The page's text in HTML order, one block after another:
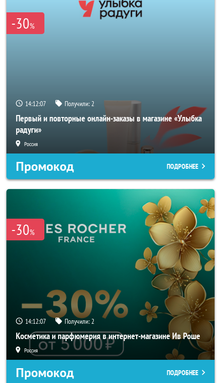
-30%
14:12:05 Получили:2
Первый и повторные онлайн-заказы в магазине «Улыбка
радуги»
Россия
Промокод ПОДРОБНЕЕ
-30%
14:12:05 Получили:2
Косметика и парфюмерия в интернет-магазине Ив Роше
Россия
Промокод ПОДРОБНЕЕ